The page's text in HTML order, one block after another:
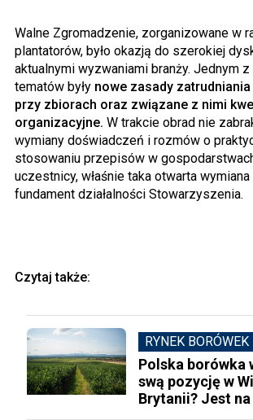
Walne Zgromadzenie, zorganizowane w
plantatorów, było okazją do szerokiej
aktualnymi wyzwaniami branży. Jednym
tematów były nowe zasady
przy zbiorach oraz związane z nimi
organizacyjne. W trakcie obrad nie
wymiany doświadczeń i rozmów o
stosowaniu przepisów w
uczestnicy, właśnie taka otwarta
fundament działalności Stowarzyszenia.
Czytaj także:
RYNEK BORÓWEK
Polska borówka
swą pozycję w
Brytanii? Jest